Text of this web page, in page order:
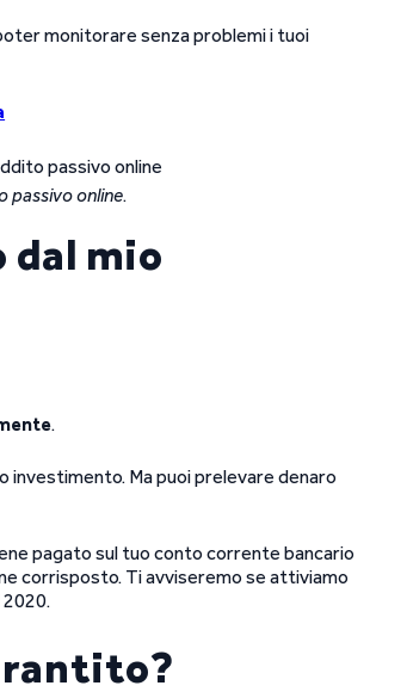
monitorare senza problemi i tuoi
passivo online.
dal mio
.
investimento. Ma puoi prelevare denaro
pagato sul tuo conto corrente bancario
corrisposto. Ti avviseremo se attiviamo